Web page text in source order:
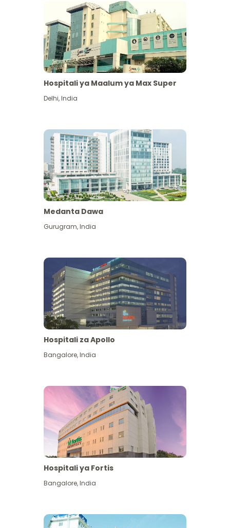
Hospitali ya Maalum ya Max Super
Delhi,India
Medanta Dawa
Gurugram,India
Hospitali za Apollo
Bangalore,India
Hospitali ya Fortis
Bangalore,India